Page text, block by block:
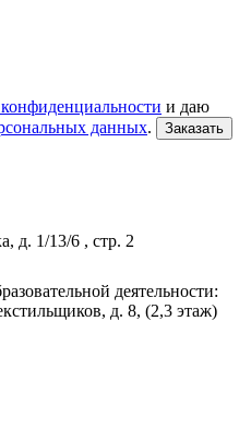
и даю
данных. Заказать
д. 1/13/6 , стр. 2
деятельности:
д. 8, (2,3 этаж)